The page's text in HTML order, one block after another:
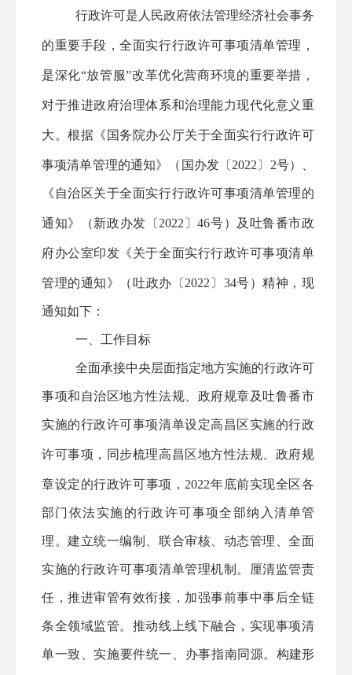
行政许可是人民政府依法管理经济社会事务
的重要手段，全面实行行政许可事项清单管理，
是深化“放管服”改革优化营商环境的重要举措，
对于推进政府治理体系和治理能力现代化意义重
大。根据《国务院办公厅关于全面实行行政许可
事项清单管理的通知》（国办发〔2022〕2号）
《 自治区关于全面实行行政许可事项清单管理的
通知》（新政办发〔 2022〕46号）及吐鲁番市政
府办公室印发《关于全面实行行政许可事项清单
管理的通知》（吐政办〔 2022〕34号）精神，现
通知如下：
一、工作目标
全面承接中央层面指定地方实施的行政许可
事项和 自治区地方性法规、政府规章及吐鲁番市
实施的行政许可事项清单设定高昌区实施的行政
许可事项 ， 同步梳理高昌区地方性法规、政府规
章设定的行政许可事项， 2022年底前实现全区各
部门 依法实施的行政许可事项全部纳入清单管
理。建立统一编制、联合审核、动态管理、全面
实施的行政许可事项清单管理机制。厘清监管责
任，推进审管有效衔接，加强事前事中事后全链
条全领域监管。推动线上线下融合，实现事项清
单一致、实施要件统一、办事指南同源。 构建形